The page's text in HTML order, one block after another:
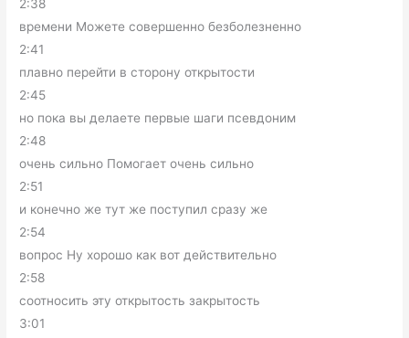
2:38
времени Можете совершенно безболезненно
2:41
плавно перейти в сторону открытости
2:45
но пока вы делаете первые шаги псевдоним
2:48
очень сильно Помогает очень сильно
2:51
и конечно же тут же поступил сразу же
2:54
вопрос Ну хорошо как вот действительно
2:58
соотносить эту открытость закрытость
3:01